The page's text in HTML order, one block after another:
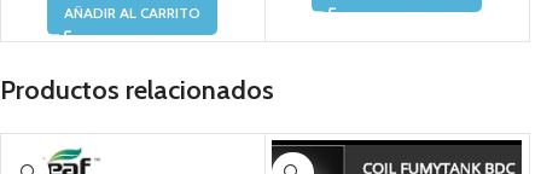
AÑADIR AL CARRITO
Productos relacionados